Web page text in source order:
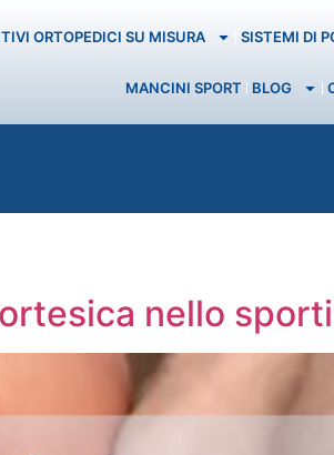
ORTOPEDICI SU MISURA SISTEMI DI
MANCINI SPORT BLOG
nello